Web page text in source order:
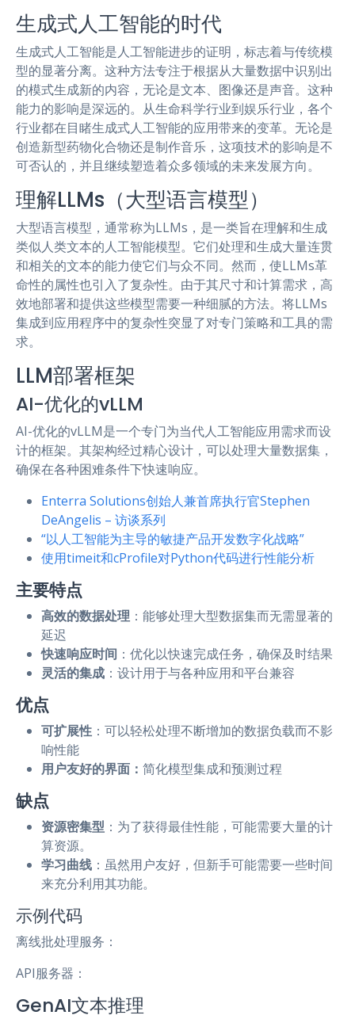
生成式人工智能的时代
生成式人工智能是人工智能进步的证明，标志着与传统模
型的显著分离。这种方法专注于根据从大量数据中识别出
的模式生成新的内容，无论是文本、图像还是声音。这种
能力的影响是深远的。从生命科学行业到娱乐行业，各个
行业都在目睹生成式人工智能的应用带来的变革。无论是
创造新型药物化合物还是制作音乐，这项技术的影响是不
可否认的，并且继续塑造着众多领域的未来发展方向。
理解LLMs（大型语言模型）
大型语言模型，通常称为LLMs，是一类旨在理解和生成
类似人类文本的人工智能模型。它们处理和生成大量连贯
和相关的文本的能力使它们与众不同。然而，使LLMs革
命性的属性也引入了复杂性。由于其尺寸和计算需求，高
效地部署和提供这些模型需要一种细腻的方法。将LLMs
集成到应用程序中的复杂性突显了对专门策略和工具的需
求。
LLM部署框架
AI-优化的vLLM
AI-优化的vLLM是一个专门为当代人工智能应用需求而设
计的框架。其架构经过精心设计，可以处理大量数据集，
确保在各种困难条件下快速响应。
Enterra Solutions创始人兼首席执行官Stephen
DeAngelis – 访谈系列
“以人工智能为主导的敏捷产品开发数字化战略”
使用timeit和cProfile对Python代码进行性能分析
主要特点
高效的数据处理 ：能够处理大型数据集而无需显著的
延迟
快速响应时间 ：优化以快速完成任务，确保及时结果
灵活的集成 ：设计用于与各种应用和平台兼容
优点
可扩展性 ：可以轻松处理不断增加的数据负载而不影
响性能
用户友好的界面： 简化模型集成和预测过程
缺点
资源密集型 ：为了获得最佳性能，可能需要大量的计
算资源。
学习曲线 ：虽然用户友好，但新手可能需要一些时间
来充分利用其功能。
示例代码
离线批处理服务：
API服务器：
GenAI文本推理